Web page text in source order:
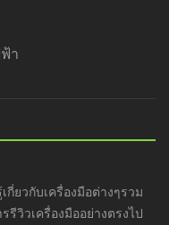
า
ยวกับเครื่องมือต่างๆรวม
วิวเครื่องมืออย่างตรงไป